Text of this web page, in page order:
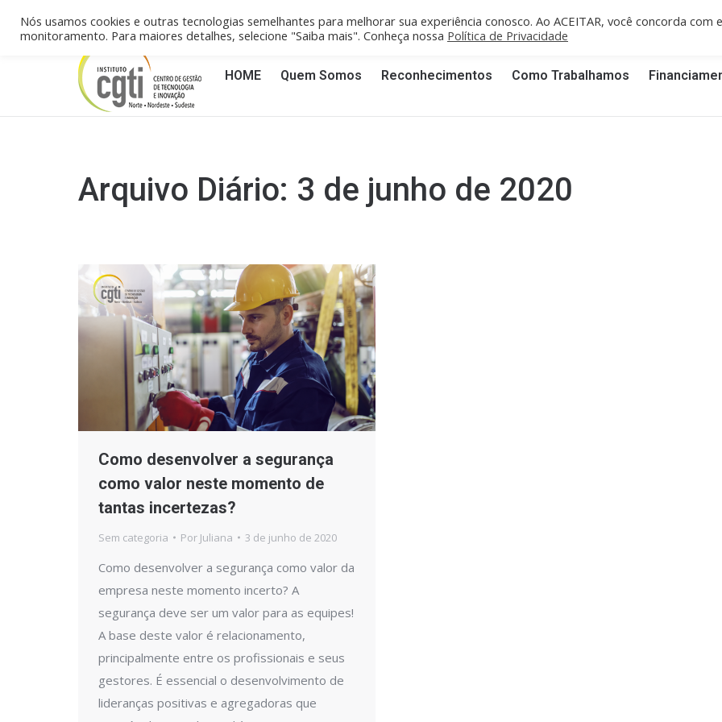
Campinas/SP (19) 3258-4148 Recife/PE: recife@cgti.org.br Porto Velho/RO: portovelho@cgti.org.br
HOME Quem Somos Reconhecimentos Como Trabalhamos
Arquivo Diário: 3 de junho de 2020
Como desenvolver a segurança
como valor neste momento de
tantas incertezas?
Sem categoria Por Juliana 3 de junho de 2020
Como desenvolver a segurança como valor da
empresa neste momento incerto? A
segurança deve ser um valor para as equipes!
A base deste valor é relacionamento,
principalmente entre os profissionais e seus
gestores. É essencial o desenvolvimento de
lideranças positivas e agregadoras que
Nós usamos cookies e outras tecnologias semelhantes para melhorar sua experiência conosco. Ao ACEITAR, você concorda com
monitoramento. Para maiores detalhes, selecione "Saiba mais". Conheça nossa Política de Privacidade